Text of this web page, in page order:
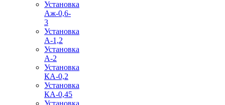
Установка
Аж-0,6-
3
Установка
А-1,2
Установка
А-2
Установка
КА-0,2
Установка
КА-0,45
Установка